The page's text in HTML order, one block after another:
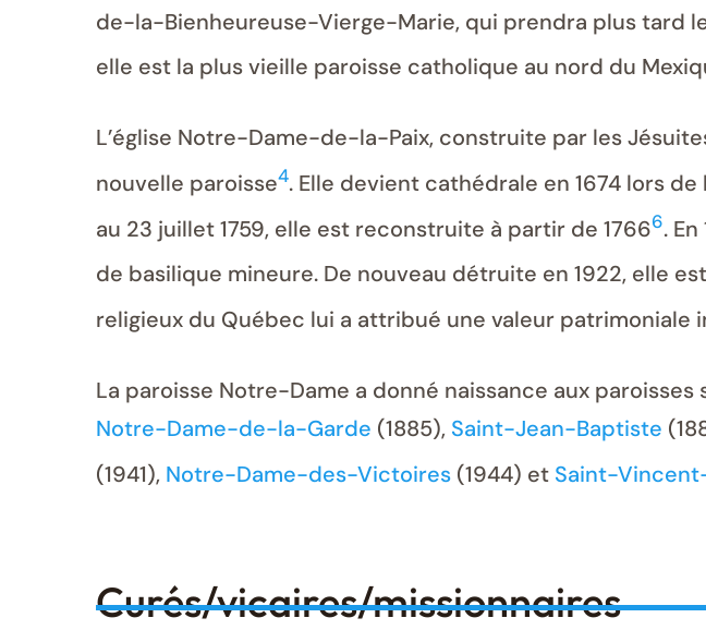
de-la-Bienheureuse-Vierge-Marie, qui prendra plus tard
elle est la plus vieille paroisse catholique au nord du
L’église Notre-Dame-de-la-Paix, construite par les
nouvelle paroisse4. Elle devient cathédrale en 1674 lors
au 23 juillet 1759, elle est reconstruite à partir de 17666.
de basilique mineure. De nouveau détruite en 1922, elle
religieux du Québec lui a attribué une valeur patrimoniale
La paroisse Notre-Dame a donné naissance aux paroisses
Notre-Dame-de-la-Garde (1885), Saint-Jean-Baptiste
(1941), Notre-Dame-des-Victoires (1944) et Saint-
Curés/vicaires/missionnaires